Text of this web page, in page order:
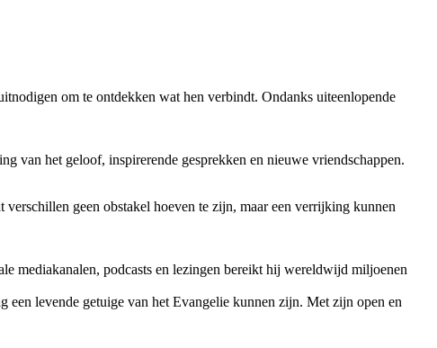
om te ontdekken wat hen verbindt. Ondanks uiteenlopende
van het geloof, inspirerende gesprekken en nieuwe vriendschappen.
geen obstakel hoeven te zijn, maar een verrijking kunnen
mediakanalen, podcasts en lezingen bereikt hij wereldwijd miljoenen
een levende getuige van het Evangelie kunnen zijn. Met zijn open en